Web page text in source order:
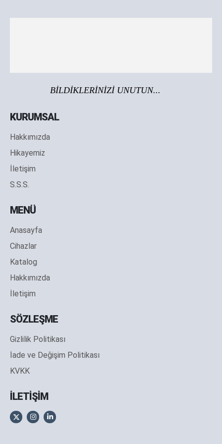
BİLDİKLERİNİZİ UNUTUN...
KURUMSAL
Hakkımızda
Hikayemiz
İletişim
S.S.S.
MENÜ
Anasayfa
Cihazlar
Katalog
Hakkımızda
İletişim
SÖZLEŞME
Gizlilik Politikası
İade ve Değişim Politikası
KVKK
İLETİŞİM